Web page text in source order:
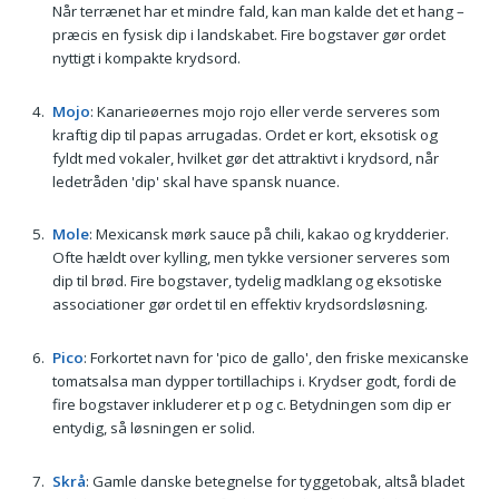
Når terrænet har et mindre fald, kan man kalde det et hang –
præcis en fysisk dip i landskabet. Fire bogstaver gør ordet
nyttigt i kompakte krydsord.
Mojo: Kanarieøernes mojo rojo eller verde serveres som
kraftig dip til papas arrugadas. Ordet er kort, eksotisk og
fyldt med vokaler, hvilket gør det attraktivt i krydsord, når
ledetråden 'dip' skal have spansk nuance.
Mole: Mexicansk mørk sauce på chili, kakao og krydderier.
Ofte hældt over kylling, men tykke versioner serveres som
dip til brød. Fire bogstaver, tydelig madklang og eksotiske
associationer gør ordet til en effektiv krydsordsløsning.
Pico: Forkortet navn for 'pico de gallo', den friske mexicanske
tomatsalsa man dypper tortillachips i. Krydser godt, fordi de
fire bogstaver inkluderer et p og c. Betydningen som dip er
entydig, så løsningen er solid.
Skrå: Gamle danske betegnelse for tyggetobak, altså bladet